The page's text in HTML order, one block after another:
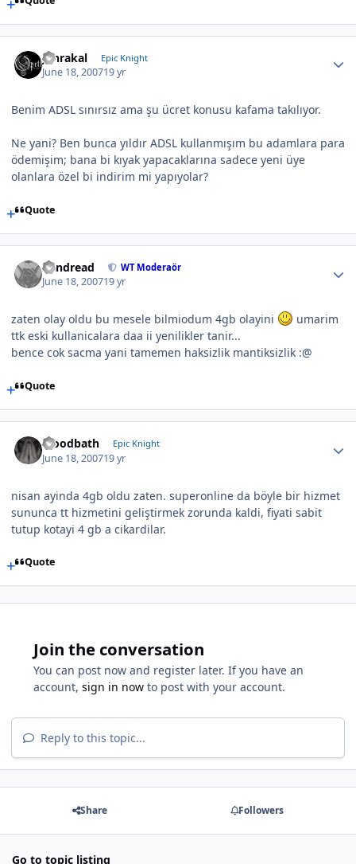
Jahrakal Epic Knight
June 18, 200719 yr
Benim ADSL sınırsız ama şu ücret konusu kafama takılıyor.
Ne yani? Ben bunca yıldır ADSL kullanmışım bu adamlara para
ödemişim; bana bi kıyak yapacaklarına sadece yeni üye
olanlara özel bi indirim mi yapıyolar?
Quote
Vandread WT Moderaör
June 18, 200719 yr
zaten olay oldu bu mesele bilmiodum 4gb olayini
umarim
ttk eski kullanicalara daa ii yenilikler tanir...
bence cok sacma yani tamemen haksizlik mantiksizlik :@
Quote
bloodbath Epic Knight
June 18, 200719 yr
nisan ayinda 4gb oldu zaten. superonline da böyle bir hizmet
sununca tt hizmetini geliştirmek zorunda kaldi, fiyati sabit
tutup kotayi 4 gb a cikardilar.
Quote
Join the conversation
You can post now and register later. If you have an
account, sign in now to post with your account.
Reply to this topic...
Share Followers
Go to topic listing